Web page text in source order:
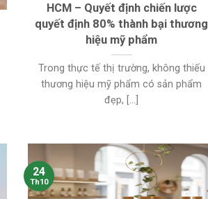
HCM – Quyết định chiến lược
quyết định 80% thành bại thương
hiệu mỹ phẩm
Trong thực tế thị trường, không thiếu
thương hiệu mỹ phẩm có sản phẩm
đẹp, [...]
24
Th10